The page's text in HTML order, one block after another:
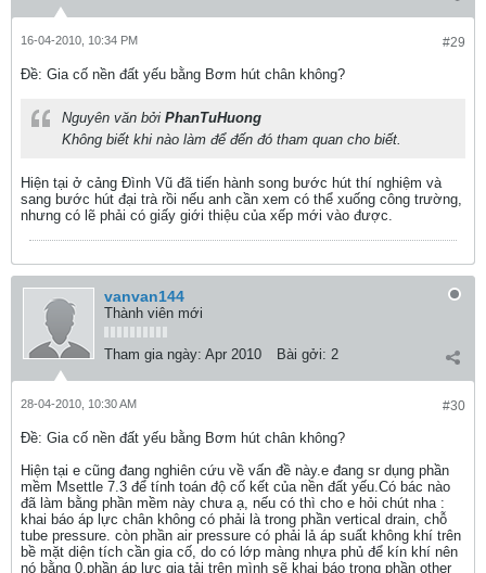
#29
16-04-2010, 10:34 PM
Ðề: Gia cố nền đất yếu bằng Bơm hút chân không?
Nguyên văn bởi PhanTuHuong
Không biết khi nào làm để đến đó tham quan cho biết.
Hiện tại ở cảng Đình Vũ đã tiến hành song bước hút thí nghiệm và
sang bước hút đại trà rồi nếu anh cần xem có thể xuống công trường,
nhưng có lẽ phải có giấy giới thiệu của xếp mới vào được.
vanvan144
Thành viên mới
Tham gia ngày: Apr 2010 Bài gởi: 2
#30
28-04-2010, 10:30 AM
Ðề: Gia cố nền đất yếu bằng Bơm hút chân không?
Hiện tại e cũng đang nghiên cứu về vấn đề này.e đang sr dụng phần
mềm Msettle 7.3 để tính toán độ cố kết của nền đất yếu.Có bác nào
đã làm bằng phần mềm này chưa ạ, nếu có thì cho e hỏi chút nha :
khai báo áp lực chân không có phải là trong phần vertical drain, chỗ
tube pressure. còn phần air pressure có phải lả áp suất không khí trên
bề mặt diện tích cần gia cố, do có lớp màng nhựa phủ để kín khí nên
nó bằng 0.phần áp lực gia tải trên mình sẽ khai báo trong phần other